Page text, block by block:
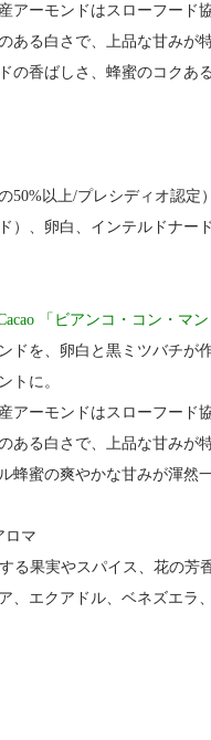
アーモンドはスローフード
ある白さで、上品な甘みが特
の香ばしさ、蜂蜜のコクあ
50%以上/プレシディオ認
）、卵白、インテルドナ
「ビアンコ・コン・マ
ドを、卵白と黒ミツバチが
トに。
アーモンドはスローフード
ある白さで、上品な甘みが特
蜂蜜の爽やかな甘みが渾然
ロマ
る果実やスパイス、花の芳
、エクアドル、ベネズエ